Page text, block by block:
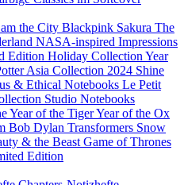
the City Blackpink Sakura The
NASA-inspired Impressions
Edition Holiday Collection Year
Asia Collection 2024 Shine
& Ethical Notebooks Le Petit
Studio Notebooks
Year of the TigerYear of the Ox
Bob Dylan Transformers Snow
& the Beast Game of Thrones
Edition